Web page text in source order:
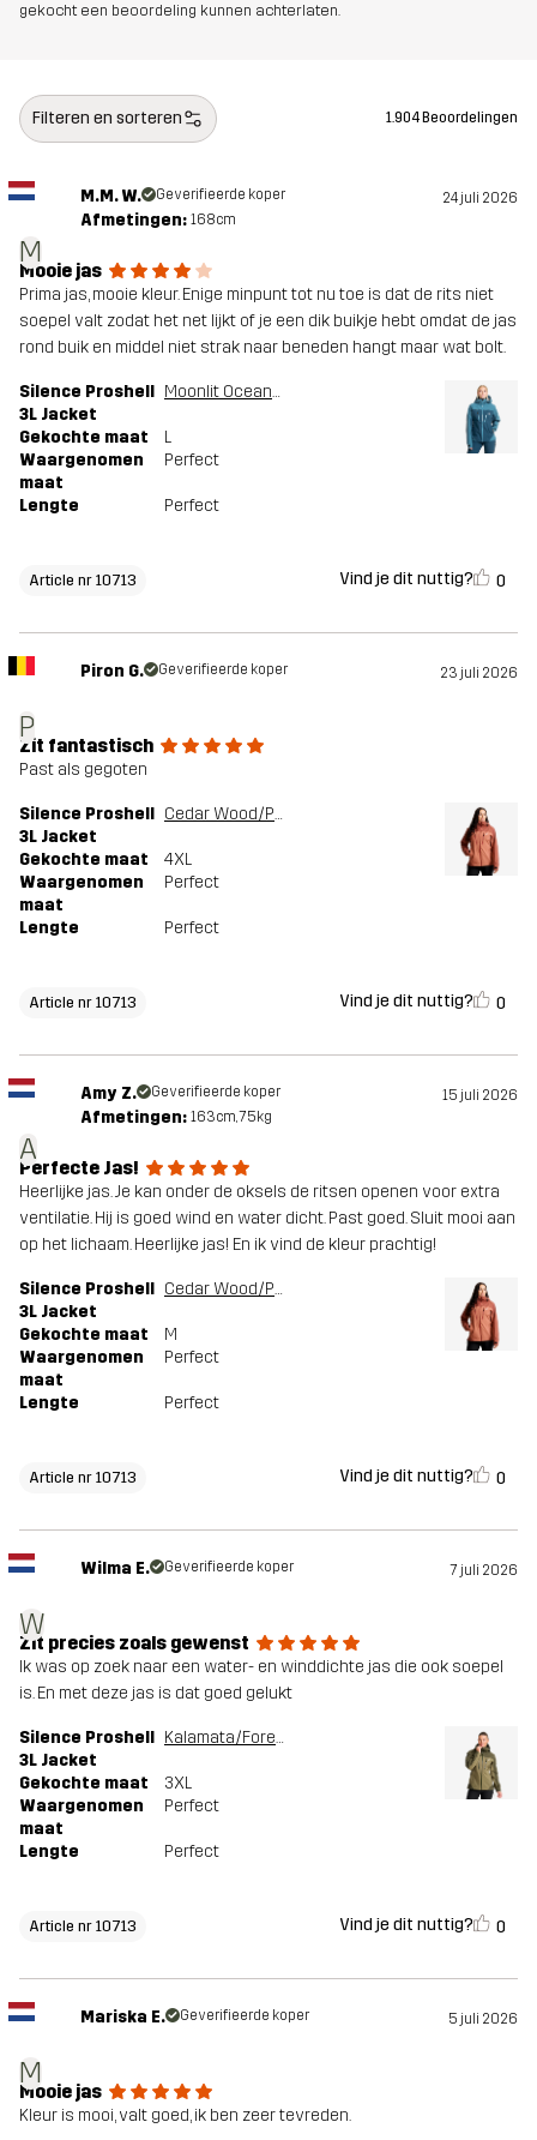
gekocht een beoordeling kunnen achterlaten.
Filteren en sorteren 1.904 Beoordelingen
M
M.M. W. Geverifieerde koper 24 juli 2026
Afmetingen: 168cm
Mooie jas
Prima jas, mooie kleur. Enige minpunt tot nu toe is dat de rits niet
soepel valt zodat het net lijkt of je een dik buikje hebt omdat de jas
rond buik en middel niet strak naar beneden hangt maar wat bolt.
Silence Proshell
3L Jacket
Moonlit Ocean/Blue Ashes
Gekochte maat
L
Waargenomen
maat
Perfect
Lengte Perfect
Article nr 10713 Vind je dit nuttig? 0
P
Piron G. Geverifieerde koper 23 juli 2026
Zit fantastisch
Past als gegoten
Silence Proshell
3L Jacket
Cedar Wood/Pink Mahogany
Gekochte maat
4XL
Waargenomen
maat
Perfect
Lengte Perfect
Article nr 10713 Vind je dit nuttig? 0
A
Amy Z. Geverifieerde koper 15 juli 2026
Afmetingen: 163cm, 75kg
Perfecte Jas!
Heerlijke jas. Je kan onder de oksels de ritsen openen voor extra
ventilatie. Hij is goed wind en water dicht. Past goed. Sluit mooi aan
op het lichaam. Heerlijke jas! En ik vind de kleur prachtig!
Silence Proshell
3L Jacket
Cedar Wood/Pink Mahogany
Gekochte maat
M
Waargenomen
maat
Perfect
Lengte Perfect
Article nr 10713 Vind je dit nuttig? 0
W
Wilma E. Geverifieerde koper 7 juli 2026
Zit precies zoals gewenst
Ik was op zoek naar een water- en winddichte jas die ook soepel
is. En met deze jas is dat goed gelukt
Silence Proshell
3L Jacket
Kalamata/Forest Night
Gekochte maat
3XL
Waargenomen
maat
Perfect
Lengte Perfect
Article nr 10713 Vind je dit nuttig? 0
M
Mariska E. Geverifieerde koper 5 juli 2026
Mooie jas
Kleur is mooi, valt goed, ik ben zeer tevreden.